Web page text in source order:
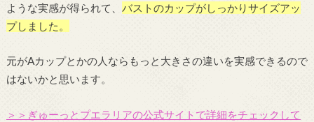
ような実感が得られて、 バストのカップがしっかりサイズアッ
プしました。
元がAカップとかの人ならもっと大きさの違いを実感できるので
はないかと思います。
＞＞ぎゅーっとプエラリアの公式サイトで詳細をチェックして